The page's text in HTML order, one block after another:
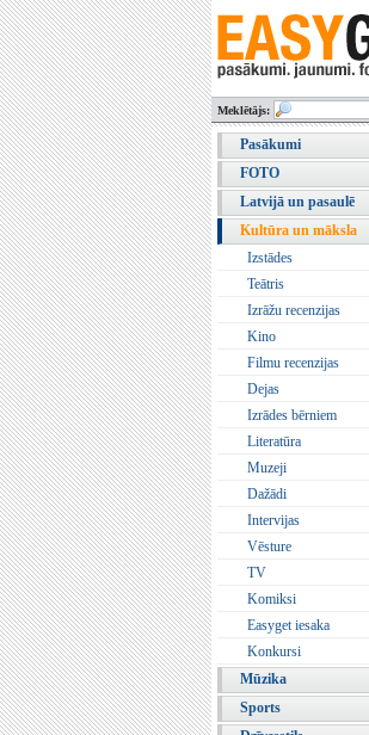
Meklētājs:
Pasākumi
FOTO
Latvijā un pasaulē
Kultūra un māksla
Izstādes
Teātris
Izrāžu recenzijas
Kino
Filmu recenzijas
Dejas
Izrādes bērniem
Literatūra
Muzeji
Dažādi
Intervijas
Vēsture
TV
Komiksi
Easyget iesaka
Konkursi
Mūzika
Sports